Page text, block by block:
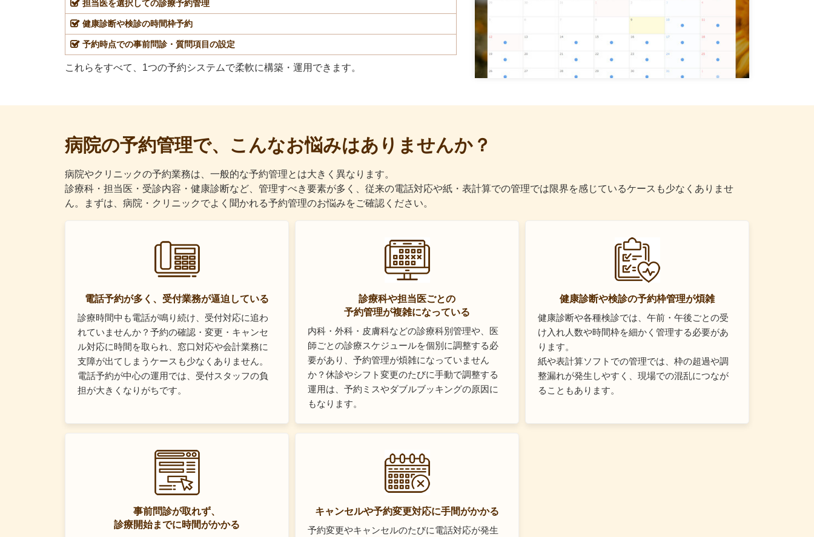
担当医を選択しての診療予約管理
健康診断や検診の時間枠予約
予約時点での事前問診・質問項目の設定
これらをすべて、1つの予約システムで柔軟に構築・運用できます。
病院の予約管理で、こんなお悩みはありませんか？
病院やクリニックの予約業務は、一般的な予約管理とは大きく異なります。
診療科・担当医・受診内容・健康診断など、管理すべき要素が多く、従来の電話対応や紙・表計算での管理では限界を感じているケースも少なくありませ
ん。まずは、病院・クリニックでよく聞かれる予約管理のお悩みをご確認ください。
電話予約が多く、受付業務が逼迫している
診療時間中も電話が鳴り続け、受付対応に追わ
れていませんか？予約の確認・変更・キャンセ
ル対応に時間を取られ、窓口対応や会計業務に
支障が出てしまうケースも少なくありません。
電話予約が中心の運用では、受付スタッフの負
担が大きくなりがちです。
診療科や担当医ごとの
予約管理が複雑になっている
内科・外科・皮膚科などの診療科別管理や、医
師ごとの診療スケジュールを個別に調整する必
要があり、予約管理が煩雑になっていません
か？休診やシフト変更のたびに手動で調整する
運用は、予約ミスやダブルブッキングの原因に
もなります。
健康診断や検診の予約枠管理が煩雑
健康診断や各種検診では、午前・午後ごとの受
け入れ人数や時間枠を細かく管理する必要があ
ります。
紙や表計算ソフトでの管理では、枠の超過や調
整漏れが発生しやすく、現場での混乱につなが
ることもあります。
事前問診が取れず、
診療開始までに時間がかかる
キャンセルや予約変更対応に手間がかかる
予約変更やキャンセルのたびに電話対応が発生